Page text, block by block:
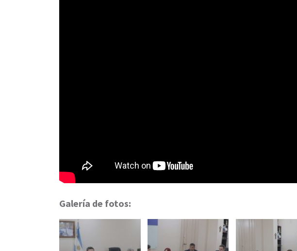
Galería de fotos: